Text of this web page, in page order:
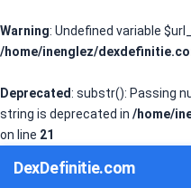
Warning: Undefined variable
/home/inenglez/
Deprecated: substr(): Passing
string is deprecated in /home/
on line 21
DexDefinitie.com